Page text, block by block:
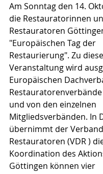
Am Sonntag den 14.
die Restauratorinnen
Restauratoren
"Europäischen Tag der
Restaurierung". Zu
Veranstaltung wird
Europäischen
Restauratorenverbände
und von den einzelnen
Mitgliedsverbänden. In
übernimmt der
Restauratoren (VDR )
Koordination des
Göttingen können vier